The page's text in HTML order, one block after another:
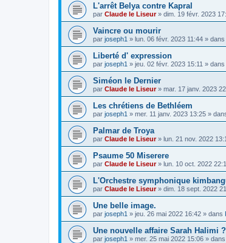
L'arrêt Belya contre Kapral
par Claude le Liseur» dim. 19 févr. 2023
Vaincre ou mourir
par joseph1 » lun. 06 févr. 2023 11:44 » dans
Liberté d' expression
par joseph1 » jeu. 02 févr. 2023 15:11 » dans
Siméon le Dernier
par Claude le Liseur» mar. 17 janv. 2023
Les chrétiens de Bethléem
par joseph1 » mer. 11 janv. 2023 13:25 »
Palmar de Troya
par Claude le Liseur» lun. 21 nov. 2022
Psaume 50 Miserere
par Claude le Liseur» lun. 10 oct. 2022
L'Orchestre symphonique
par Claude le Liseur» dim. 18 sept. 2022
Une belle image.
par joseph1 » jeu. 26 mai 2022 16:42 » dans
Une nouvelle affaire Sarah Halimi ?
par joseph1 » mer. 25 mai 2022 15:06 » dans